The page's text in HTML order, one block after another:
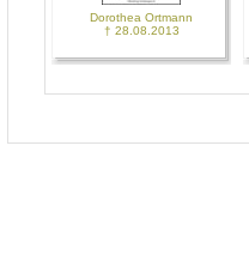
Dorothea Ortmann
† 28.08.2013